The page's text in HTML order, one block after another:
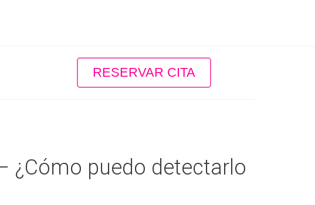
RESERVAR CITA
¿Cómo puedo detectarlo